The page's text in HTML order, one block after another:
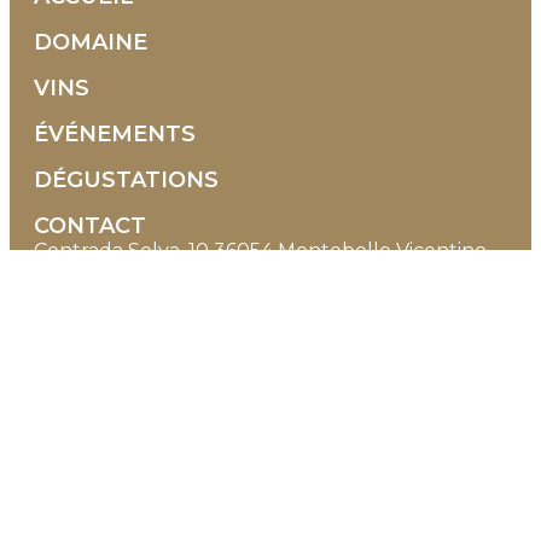
DOMAINE
VINS
ÉVÉNEMENTS
DÉGUSTATIONS
CONTACT
Contrada Selva, 10 36054 Montebello Vicentino